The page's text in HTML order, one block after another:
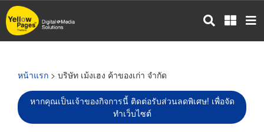
ข้าม
ไป
หน้าแรก > บริษัท เม้งเฮง ค้าของเก่า จำกัด
หากคุณเป็นเจ้าของกิจการนี้ ติดต่อรับส่วนลดพิเศษ! เพื่อจัด
ทำเว็บไซต์